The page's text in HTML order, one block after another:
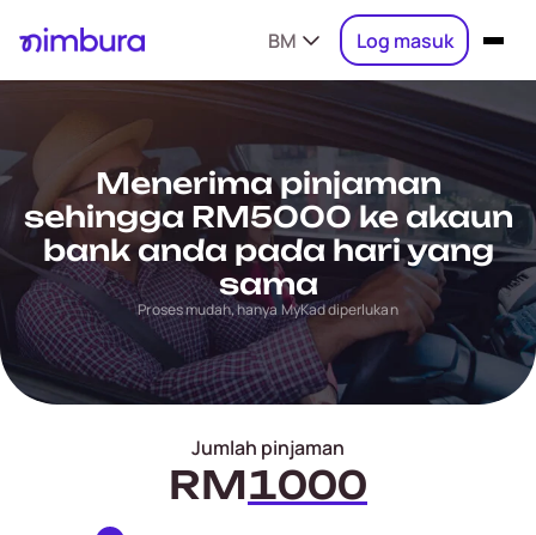
BM Log masuk
Menerima pinjaman
sehingga RM5000 ke akaun
bank anda pada hari yang
sama
Proses mudah, hanya MyKad diperlukan
Jumlah pinjaman
RM